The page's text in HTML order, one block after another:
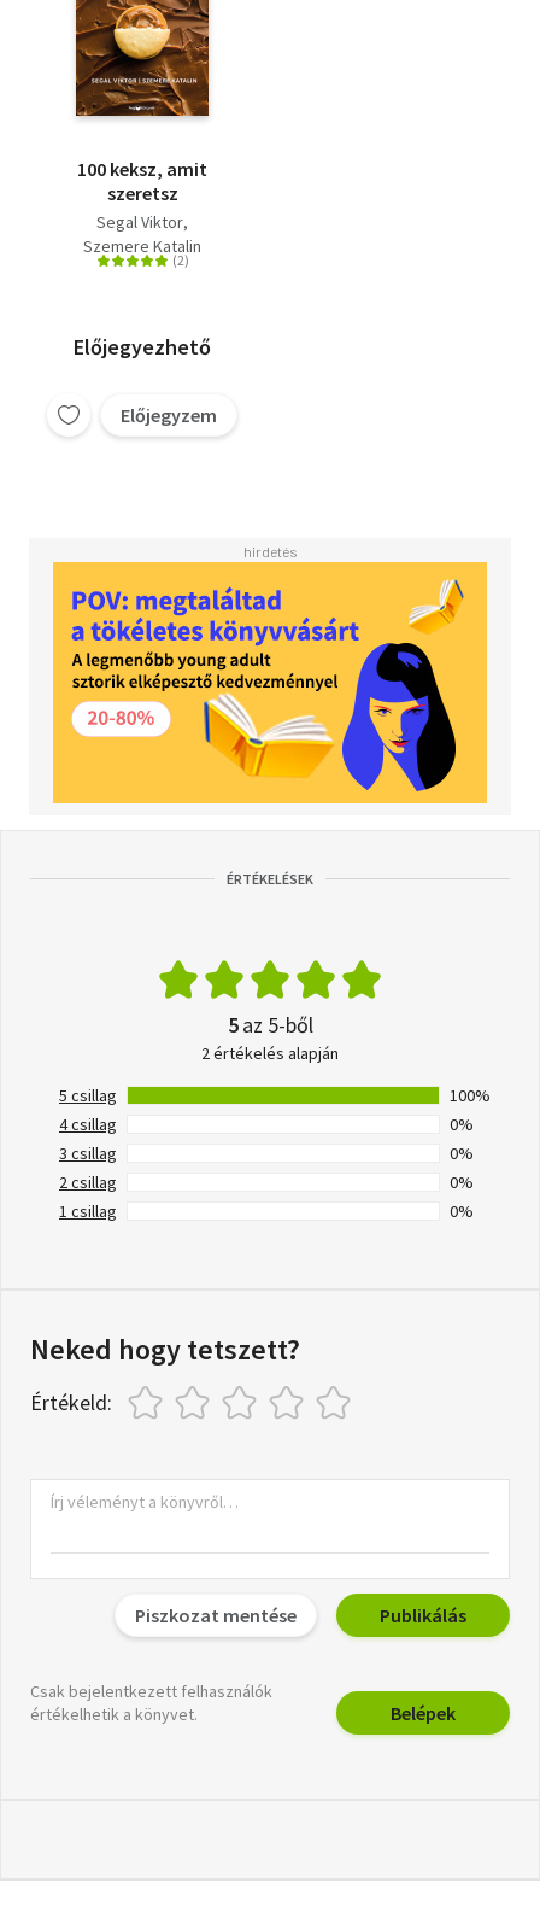
100 keksz, amit
szeretsz
Segal Viktor
Szemere Katalin
Előjegyezhető
Előjegyzem
ÉRTÉKELÉSEK
5az 5-ből
2 értékelés alapján
5 csillag
100%
4 csillag
0%
3 csillag
0%
2 csillag
0%
1 csillag
0%
Neked hogy tetszett?
Értékeld:
Piszkozat mentése Publikálás
Csak bejelentkezett felhasználók
értékelhetik a könyvet.
Belépek